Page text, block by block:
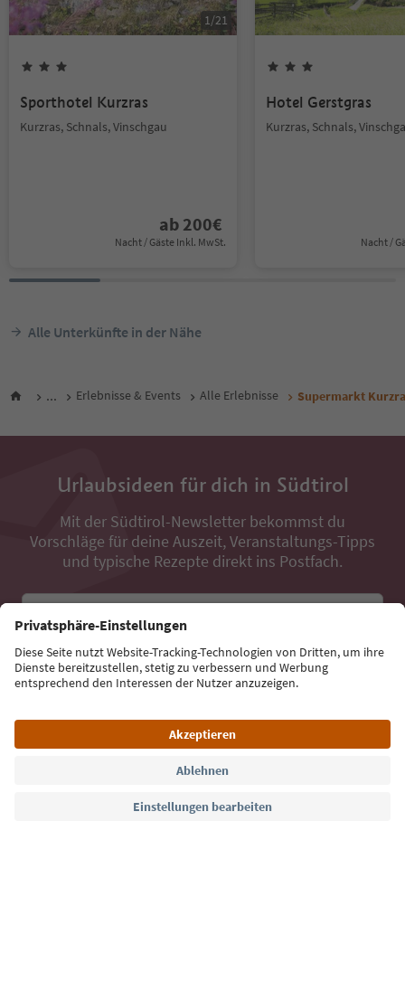
1/21
Sporthotel Kurzras
Kurzras, Schnals, Vinschgau
ab 200€
Nacht / Gäste Inkl. MwSt.
Hotel Gerstgras
Kurzras, Schnals,
Nacht /
Alle Unterkünfte in der Nähe
... Erlebnisse & Events Alle Erlebnisse Supermarkt
Urlaubsideen für dich in Südtirol
Mit der Südtirol-Newsletter bekommst du
Vorschläge für deine Auszeit, Veranstaltungs-Tipps
und typische Rezepte direkt ins Postfach.
Jetzt anmelden